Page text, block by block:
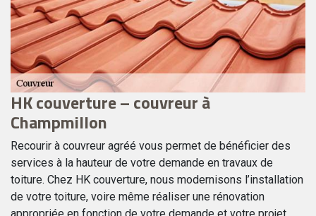
HK couverture – couvreur à
Champmillon
Recourir à couvreur agréé vous permet de bénéficier des
services à la hauteur de votre demande en travaux de
toiture. Chez HK couverture, nous modernisons l’installation
de votre toiture, voire même réaliser une rénovation
appropriée en fonction de votre demande et votre projet.